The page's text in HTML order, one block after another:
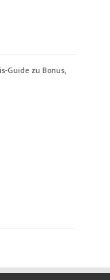
zu Bonus,